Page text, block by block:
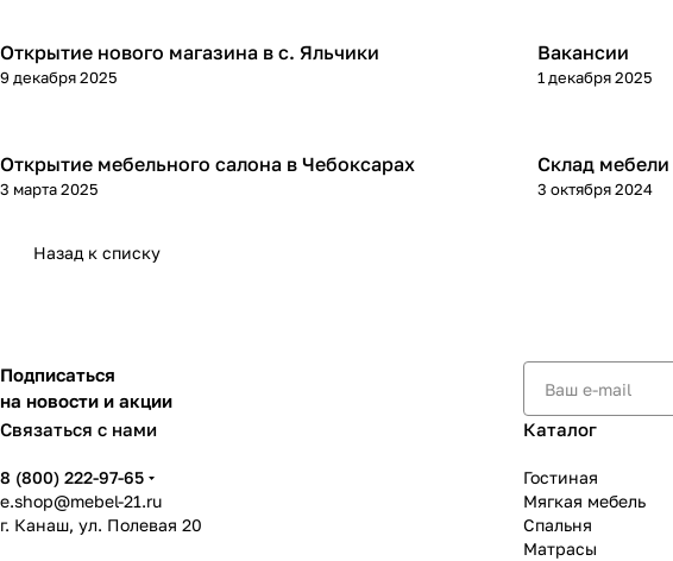
Открытие нового магазина в с. Яльчики
9 декабря 2025
Вакансии
1 декабря 2025
Открытие мебельного салона в Чебоксарах
3 марта 2025
Склад мебели
3 октября 2024
Назад к списку
Подписаться
на новости и акции
Связаться с нами
8 (800) 222-97-65
e.shop@mebel-21.ru
г. Канаш, ул. Полевая 20
Каталог
Гостиная
Мягкая мебель
Спальня
Матрасы